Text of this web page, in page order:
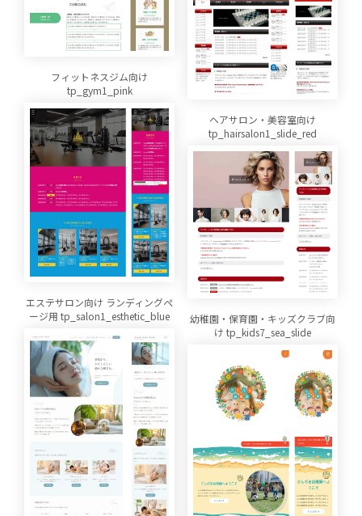
フィットネスジム向け
tp_gym1_pink
ヘアサロン・美容室向け
tp_hairsalon1_slide_red
エステサロン向け ランディングペ
ージ用 tp_salon1_esthetic_blue
幼稚園・保育園・キッズクラブ向
け tp_kids7_sea_slide